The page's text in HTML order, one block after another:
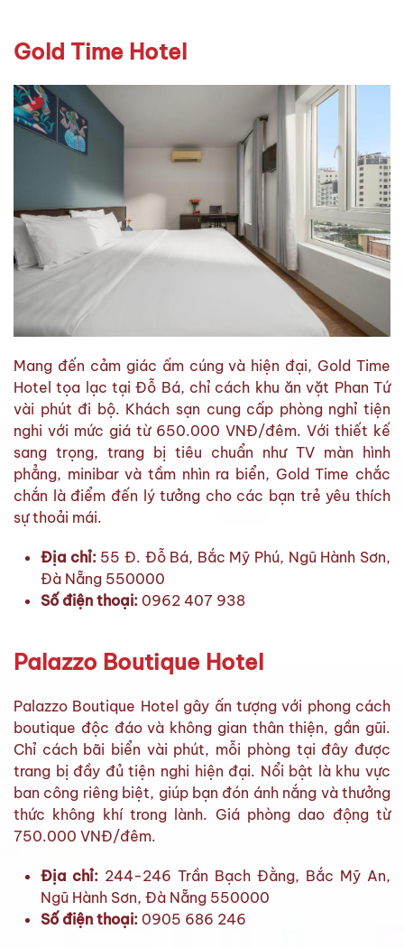
Gold Time Hotel
Mang đến cảm giác ấm cúng và hiện đại, Gold Time
Hotel tọa lạc tại Đỗ Bá, chỉ cách khu ăn vặt Phan Tứ
vài phút đi bộ. Khách sạn cung cấp phòng nghỉ tiện
nghi với mức giá từ 650.000 VNĐ/đêm. Với thiết kế
sang trọng, trang bị tiêu chuẩn như TV màn hình
phẳng, minibar và tầm nhìn ra biển, Gold Time chắc
chắn là điểm đến lý tưởng cho các bạn trẻ yêu thích
sự thoải mái.
Địa chỉ:55 Đ. Đỗ Bá, Bắc Mỹ Phú, Ngũ Hành Sơn,
Đà Nẵng 550000
Số điện thoại: 0962 407 938
Palazzo Boutique Hotel
Palazzo Boutique Hotel gây ấn tượng với phong cách
boutique độc đáo và không gian thân thiện, gần gũi.
Chỉ cách bãi biển vài phút, mỗi phòng tại đây được
trang bị đầy đủ tiện nghi hiện đại. Nổi bật là khu vực
ban công riêng biệt, giúp bạn đón ánh nắng và thưởng
thức không khí trong lành. Giá phòng dao động từ
750.000 VNĐ/đêm.
Địa chỉ: 244-246 Trần Bạch Đằng, Bắc Mỹ An,
Ngũ Hành Sơn, Đà Nẵng 550000
Số điện thoại: 0905 686 246